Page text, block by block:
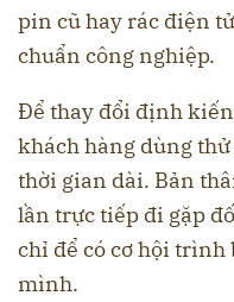
pin cũ hay rác điện
chuẩn công nghiệp.
Để thay đổi định
khách hàng dùng
thời gian dài. Bản
lần trực tiếp đi gặp
chỉ để có cơ hội trình
mình.